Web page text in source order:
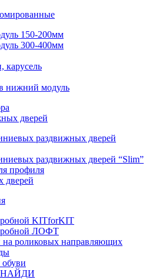
150-200мм
300-400мм
карусель
нижний модуль
дверей
раздвижных дверей
раздвижных дверей “Slim”
профиля
дверей
KITforKIT
ЛОФТ
роликовых направляющих
НАЙДИ